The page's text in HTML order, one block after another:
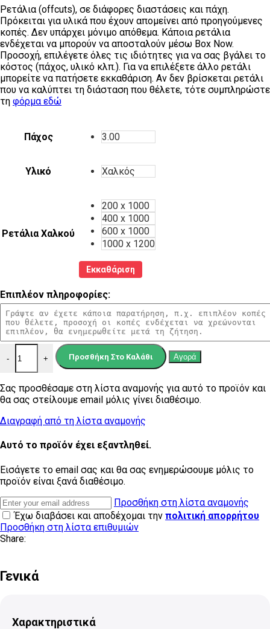
224,44 €
through
1.174,28 €
Ρετάλια (offcuts), σε διάφορες διαστάσεις και πάχη.
Πρόκειται για υλικά που έχουν απομείνει από προηγούμενες
κοπές. Δεν υπάρχει μόνιμο απόθεμα. Κάποια ρετάλια
ενδέχεται να μπορούν να αποσταλούν μέσω Box Now.
Προσοχή, επιλέγετε όλες τις ιδιότητες για να σας βγάλει το
κόστος (πάχος, υλικό κλπ.). Για να επιλέξετε άλλο ρετάλι
μπορείτε να πατήσετε εκκαθάριση. Αν δεν βρίσκεται ρετάλι
που να καλύπτει τη διάσταση που θέλετε, τότε συμπληρώστε
τη φόρμα εδώ
Πάχος 3.00
Υλικό Χαλκός
Ρετάλια Χαλκού
200 x 1000
400 x 1000
600 x 1000
1000 x 1200
Εκκαθάριση
Επιπλέον πληροφορίες:
-
Ρετάλια Χαλκού ποσότητα
+ Προσθήκη Στο Καλάθι Αγορά
Σας προσθέσαμε στη λίστα αναμονής για αυτό το προϊόν και
θα σας στείλουμε email μόλις γίνει διαθέσιμο.
Διαγραφή από τη λίστα αναμονής
Αυτό το προϊόν έχει εξαντληθεί.
Εισάγετε το email σας και θα σας ενημερώσουμε μόλις το
προϊόν είναι ξανά διαθέσιμο.
Προσθήκη στη λίστα αναμονής
Έχω διαβάσει και αποδέχομαι την πολιτική απορρήτου
Προσθήκη στη λίστα επιθυμιών
Share:
Γενικά
Χαρακτηριστικά